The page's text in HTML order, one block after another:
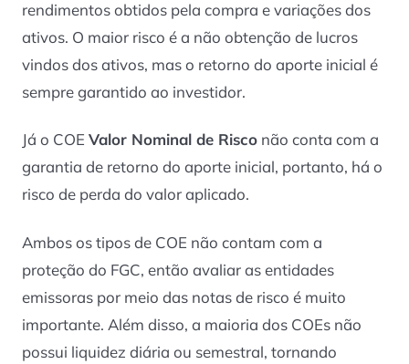
rendimentos obtidos pela compra e variações dos
ativos. O maior risco é a não obtenção de lucros
vindos dos ativos, mas o retorno do aporte inicial é
sempre garantido ao investidor.
Já o COE Valor Nominal de Risco não conta com a
garantia de retorno do aporte inicial, portanto, há o
risco de perda do valor aplicado.
Ambos os tipos de COE não contam com a
proteção do FGC, então avaliar as entidades
emissoras por meio das notas de risco é muito
importante. Além disso, a maioria dos COEs não
possui liquidez diária ou semestral, tornando